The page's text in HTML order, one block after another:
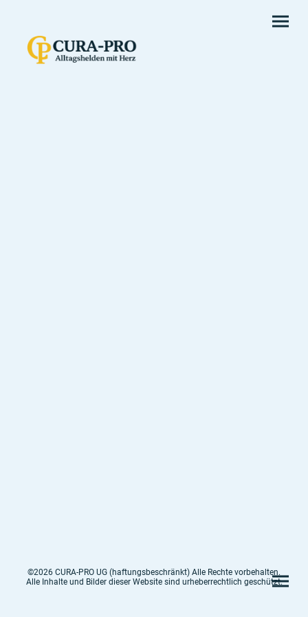
©2026 CURA-PRO UG (haftungsbeschränkt) Alle Rechte vorbehalten.
Alle Inhalte und Bilder dieser Website sind urheberrechtlich geschützt.